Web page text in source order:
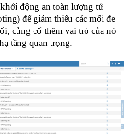
động an toàn lượng tử
để giảm thiểu các mối đe
củng cố thêm vai trò của nó
tầng quan trọng.